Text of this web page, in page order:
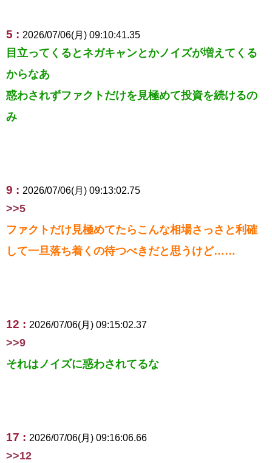
5 : 2026/07/06(月) 09:10:41.35
目立ってくるとネガキャンとかノイズが増えてくる
からなあ
惑わされずファクトだけを見極めて投資を続けるの
み
9 : 2026/07/06(月) 09:13:02.75
>>5
ファクトだけ見極めてたらこんな相場さっさと利確
して一旦落ち着くの待つべきだと思うけど……
12 : 2026/07/06(月) 09:15:02.37
>>9
それはノイズに惑わされてるな
17 : 2026/07/06(月) 09:16:06.66
>>12